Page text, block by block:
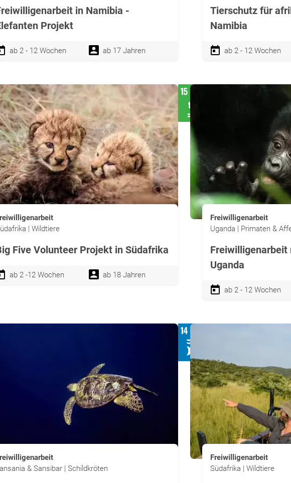
in Namibia -
Projekt
ab 2 - 12 Wochen ab 17 Jahren
Tierschutz für
Namibia
ab 2 - 12 Wochen
| Wildtiere
Five Volunteer Projekt in Südafrika
ab 2 -12 Wochen ab 18 Jahren
Freiwilligenarbeit
Uganda | Primaten &
Freiwilligenarbeit
Uganda
ab 2 - 12 Wochen
& Sansibar | Schildkröten
Freiwilligenarbeit
Südafrika | Wildtiere